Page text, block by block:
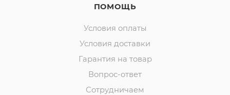
ПОМОЩЬ
Условия оплаты
Условия доставки
Гарантия на товар
Вопрос-ответ
Сотрудничаем